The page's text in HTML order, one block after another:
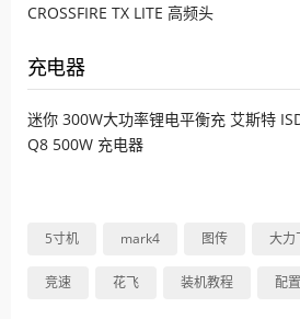
CROSSFIRE TX LITE 高频头
充电器
迷你 300W大功率锂电平衡充 艾斯特
Q8 500W 充电器
5寸机 mark4 图传 大力
竞速 花飞 装机教程 配